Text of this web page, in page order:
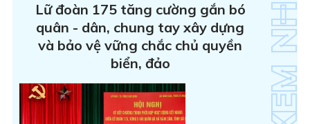
Lữ đoàn 175 tăng cường gắn bó
quân - dân, chung tay xây dựng
và bảo vệ vững chắc chủ quyền
biển, đảo